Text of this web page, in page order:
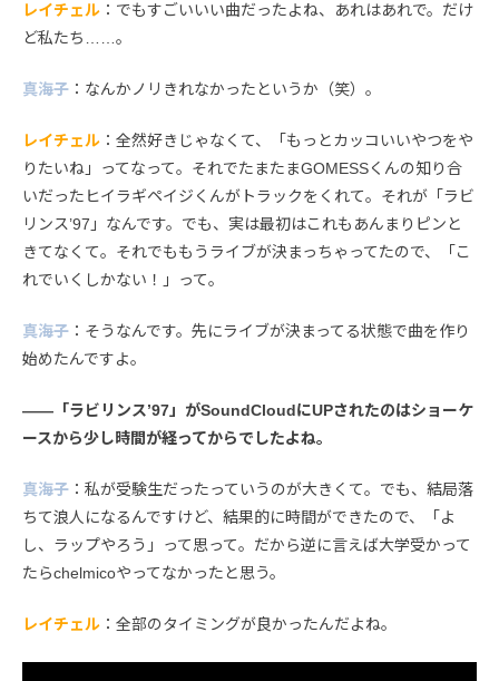
レイチェル ：でもすごいいい曲だったよね、あれはあれで。だけ
ど私たち……。
真海子 ：なんかノリきれなかったというか（笑）。
レイチェル ：全然好きじゃなくて、「もっとカッコいいやつをや
りたいね」ってなって。それでたまたまGOMESSくんの知り合
いだったヒイラギペイジくんがトラックをくれて。それが「ラビ
リンス’97」なんです。でも、実は最初はこれもあんまりピンと
きてなくて。それでももうライブが決まっちゃってたので、「こ
れでいくしかない！」って。
真海子 ：そうなんです。先にライブが決まってる状態で曲を作り
始めたんですよ。
――「ラビリンス’97」がSoundCloudにUPされたのはショーケ
ースから少し時間が経ってからでしたよね。
真海子 ：私が受験生だったっていうのが大きくて。でも、結局落
ちて浪人になるんですけど、結果的に時間ができたので、「よ
し、ラップやろう」って思って。だから逆に言えば大学受かって
たらchelmicoやってなかったと思う。
レイチェル ：全部のタイミングが良かったんだよね。